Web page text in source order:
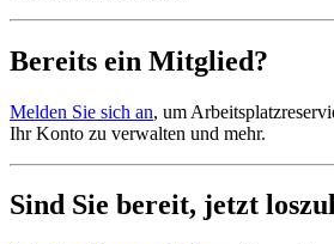
Bereits ein Mitglied?
Melden Sie sich an, um
Ihr Konto zu verwalten und mehr.
Sind Sie bereit, jetzt